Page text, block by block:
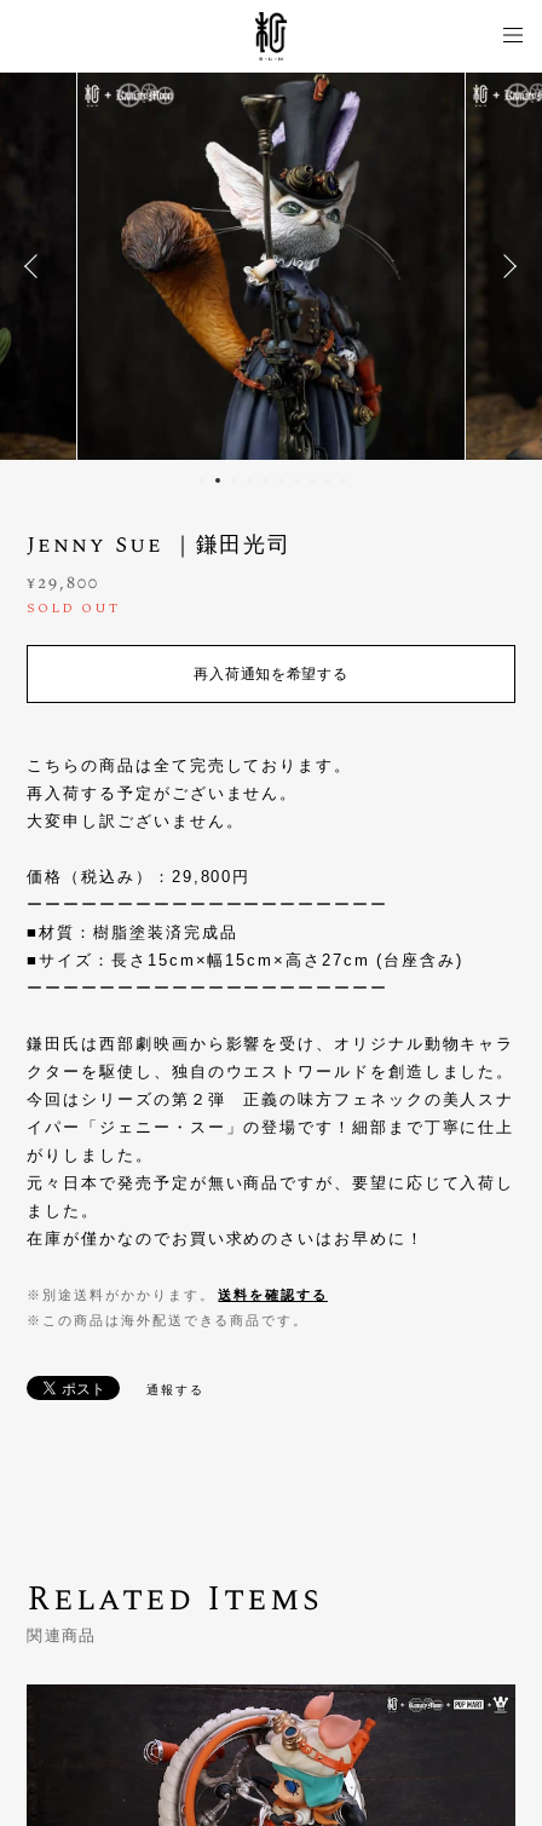
Jenny Sue ｜鎌田光司
¥29,800
SOLD OUT
再入荷通知を希望する
こちらの商品は全て完売しております。
再入荷する予定がございません。
大変申し訳ございません。
価格（税込み）：29,800円
ーーーーーーーーーーーーーーーーーーーー
■材質：樹脂塗装済完成品
■サイズ：長さ15cm×幅15cm×高さ27cm (台座含み)
ーーーーーーーーーーーーーーーーーーーー
鎌田氏は西部劇映画から影響を受け、オリジナル動物キャラ
クターを駆使し、独自のウエストワールドを創造しました。
今回はシリーズの第２弾 正義の味方フェネックの美人スナ
イパー「ジェニー・スー」の登場です！細部まで丁寧に仕上
がりしました。
元々日本で発売予定が無い商品ですが、要望に応じて入荷し
ました。
在庫が僅かなのでお買い求めのさいはお早めに！
※別途送料がかかります。
送料を確認する
※この商品は海外配送できる商品です。
通報する
Related Items
関連商品